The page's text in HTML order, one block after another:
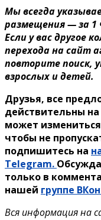
Мы всегда
размещения — за 1
Если у вас другое
перехода на сайт
повторите поиск,
взрослых и детей.
Друзья, все
действительны
может
чтобы не
подпишитесь на
Telegram.
только в
нашей группе
Вся информация на